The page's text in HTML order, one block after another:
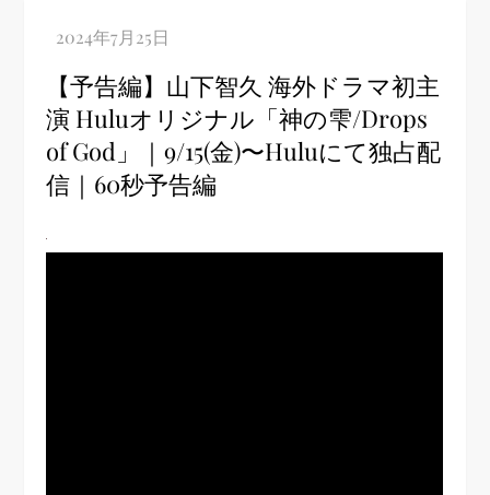
【予告編】山下智久 海外ドラマ初主
演 Huluオリジナル「神の雫/Drops
of God」｜9/15(金)〜Huluにて独占配
信｜60秒予告編